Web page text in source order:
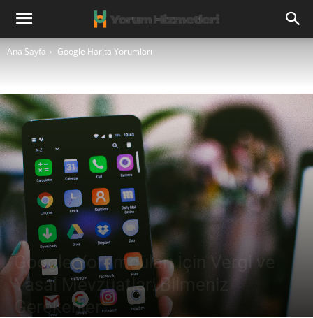
Ana Sayfa Google Harita Yorumları
Google Yorumcuları İçin Vergi ve
Yasal Mevzuatlar: Bilmeniz
Gerekenler